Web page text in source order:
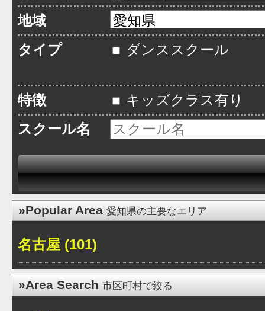
地域
タイプ
ダンススクール
特徴
キッズクラス有り
スクール名
»Popular Area愛知県の主要なエリア
名古屋 (101)
»Area Search市区町村で絞る